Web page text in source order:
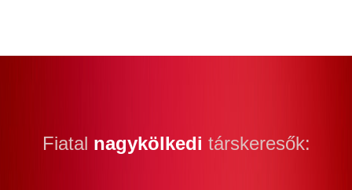
Fiatal nagykölkedi társkeresők: